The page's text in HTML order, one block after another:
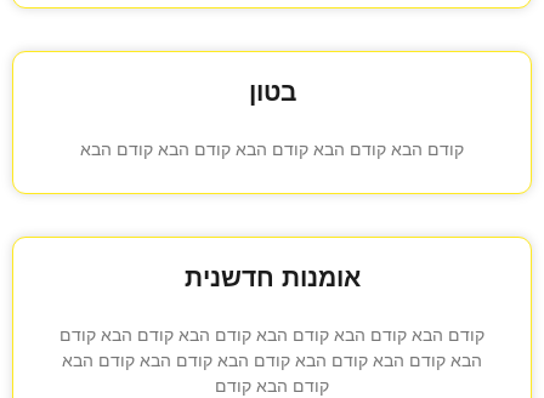
בטון
קודם הבא קודם הבא קודם הבא קודם הבא קודם הבא
אומנות חדשנית
קודם הבא קודם הבא קודם הבא קודם הבא קודם הבא קודם
הבא קודם הבא קודם הבא קודם הבא קודם הבא קודם הבא
קודם הבא קודם